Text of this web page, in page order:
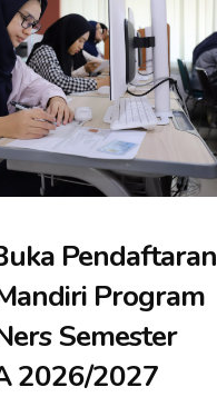
Pendaftaran
Program
Semester
2026/2027